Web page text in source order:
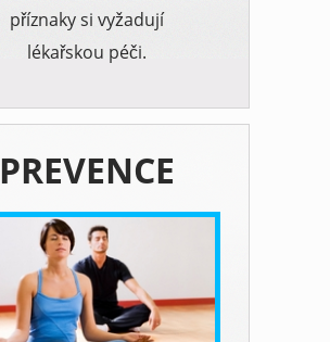
příznaky si vyžadují
lékařskou péči.
PREVENCE